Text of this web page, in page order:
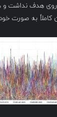
روی هدف نداشت
کاملاً به صورت